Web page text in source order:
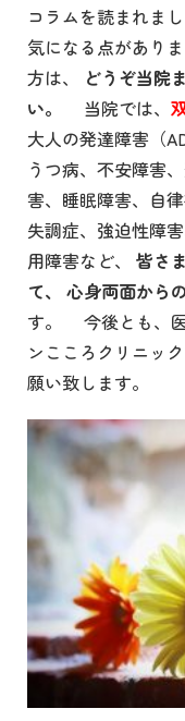
コラムを読まれま
気になる点があり
方は、
どうぞ当院
い。
当院では、
大人の発達障害（
うつ病、不安障害
害、睡眠障害、自
失調症、強迫性障
用障害など、 皆さ
て、 心身両面から
す。 今後とも、医
ンこころクリニッ
願い致します。